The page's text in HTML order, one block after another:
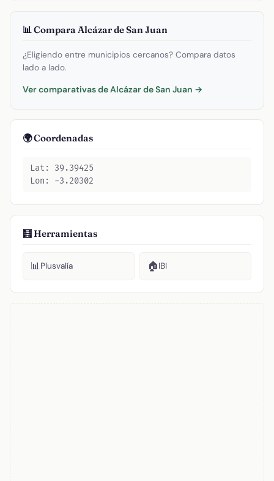
📊 Compara Alcázar de San Juan
¿Eligiendo entre municipios cercanos? Compara datos
lado a lado.
Ver comparativas de Alcázar de San Juan →
🌍 Coordenadas
Lat: 39.39425
Lon: -3.20302
🧮 Herramientas
📊Plusvalía 🏠IBI